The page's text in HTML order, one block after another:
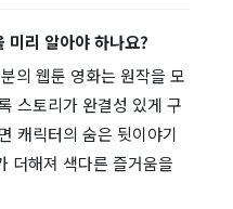
미리 알아야 하나요?
의 웹툰 영화는 원작을 모
스토리가 완결성 있게 구
캐릭터의 숨은 뒷이야기
더해져 색다른 즐거움을